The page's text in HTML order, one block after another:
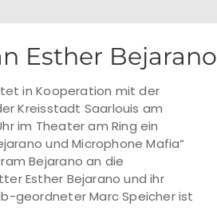
Esther Bejarano
in Kooperation mit der
Kreisstadt Saarlouis am
im Theater am Ring ein
und Microphone Mafia“
Bejarano an die
Esther Bejarano und ihr
geordneter Marc Speicher ist